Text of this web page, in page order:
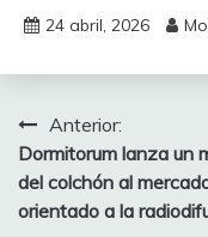
24 abril, 2026
Navegación
de
entradas
Anterior:
Dormitorum lanza un
del colchón al
orientado a la